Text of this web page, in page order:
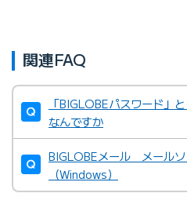
関連FAQ
「BIGLOBEパスワード」
なんですか
BIGLOBEメール メールソ
（Windows）